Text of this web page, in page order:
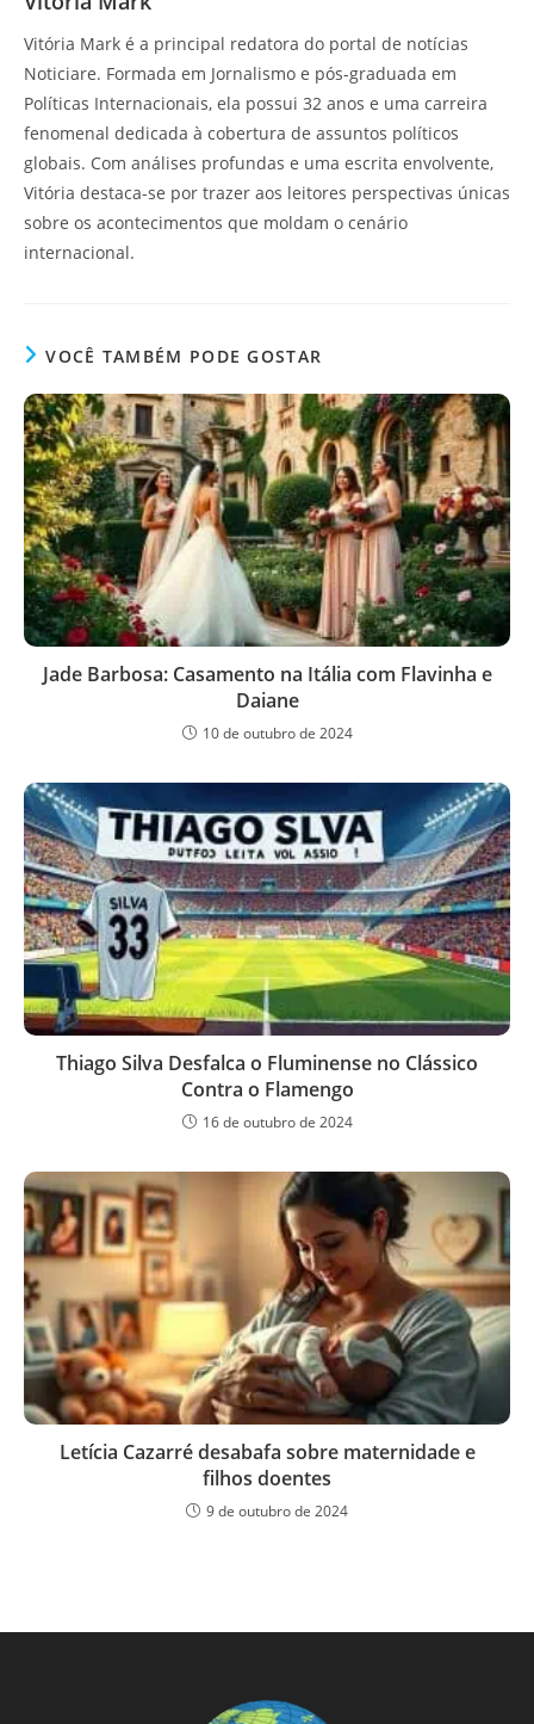
Vitória Mark é a principal redatora do portal de notícias
Noticiare. Formada em Jornalismo e pós-graduada em
Políticas Internacionais, ela possui 32 anos e uma carreira
fenomenal dedicada à cobertura de assuntos políticos
globais. Com análises profundas e uma escrita envolvente,
Vitória destaca-se por trazer aos leitores perspectivas únicas
sobre os acontecimentos que moldam o cenário
internacional.
VOCÊ TAMBÉM PODE GOSTAR
Jade Barbosa: Casamento na Itália com Flavinha e
Daiane
10 de outubro de 2024
Thiago Silva Desfalca o Fluminense no Clássico
Contra o Flamengo
16 de outubro de 2024
Letícia Cazarré desabafa sobre maternidade e
filhos doentes
9 de outubro de 2024